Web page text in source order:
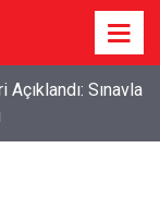
Sınavla